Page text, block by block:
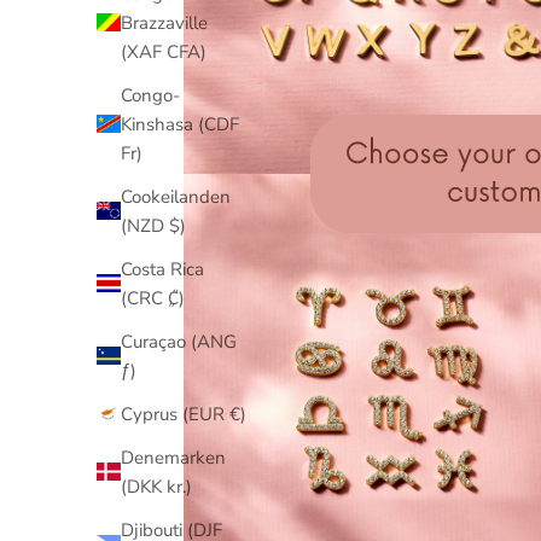
Brazzaville
(XAF CFA)
Congo-
Kinshasa (CDF
Fr)
Cookeilanden
(NZD $)
Costa Rica
(CRC ₡)
Curaçao (ANG
ƒ)
Cyprus (EUR €)
Denemarken
(DKK kr.)
Djibouti (DJF